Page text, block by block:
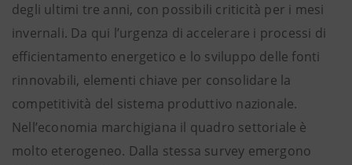
degli ultimi tre anni, con possibili criticità per i mesi
invernali. Da qui l’urgenza di accelerare i processi di
efficientamento energetico e lo sviluppo delle fonti
rinnovabili, elementi chiave per consolidare la
competitività del sistema produttivo nazionale.
Nell’economia marchigiana il quadro settoriale è
molto eterogeneo. Dalla stessa survey emergono